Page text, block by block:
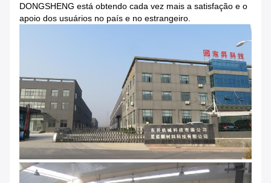
DONGSHENG está obtendo cada vez mais a satisfação e o
apoio dos usuários no país e no estrangeiro.